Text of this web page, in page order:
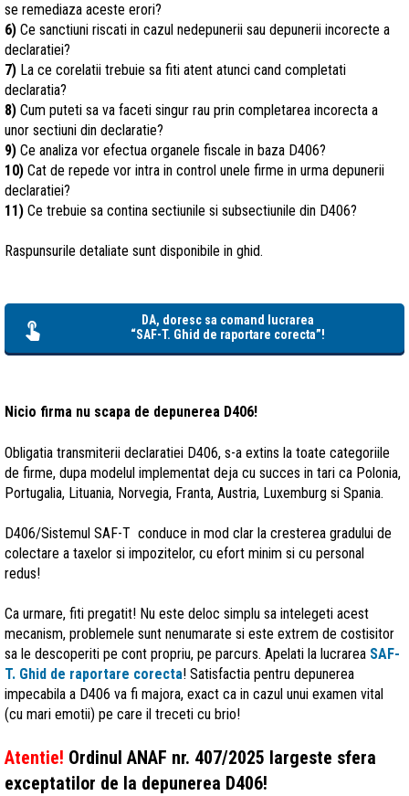
se remediaza aceste erori?
6) Ce sanctiuni riscati in cazul nedepunerii sau depunerii incorecte a
declaratiei?
7) La ce corelatii trebuie sa fiti atent atunci cand completati
declaratia?
8) Cum puteti sa va faceti singur rau prin completarea incorecta a
unor sectiuni din declaratie?
9) Ce analiza vor efectua organele fiscale in baza D406?
10) Cat de repede vor intra in control unele firme in urma depunerii
declaratiei?
11) Ce trebuie sa contina sectiunile si subsectiunile din D406?
Raspunsurile detaliate sunt disponibile in ghid.
DA, doresc sa comand lucrarea
“SAF-T. Ghid de raportare corecta”!
Nicio firma nu scapa de depunerea D406!
Obligatia transmiterii declaratiei D406, s-a extins la toate categoriile
de firme, dupa modelul implementat deja cu succes in tari ca Polonia,
Portugalia, Lituania, Norvegia, Franta, Austria, Luxemburg si Spania.
D406/Sistemul SAF-T conduce in mod clar la cresterea gradului de
colectare a taxelor si impozitelor, cu efort minim si cu personal
redus!
Ca urmare, fiti pregatit! Nu este deloc simplu sa intelegeti acest
mecanism, problemele sunt nenumarate si este extrem de costisitor
sa le descoperiti pe cont propriu, pe parcurs. Apelati la lucrarea SAF-
T. Ghid de raportare corecta! Satisfactia pentru depunerea
impecabila a D406 va fi majora, exact ca in cazul unui examen vital
(cu mari emotii) pe care il treceti cu brio!
Atentie! Ordinul ANAF nr. 407/2025 largeste sfera
exceptatilor de la depunerea D406!